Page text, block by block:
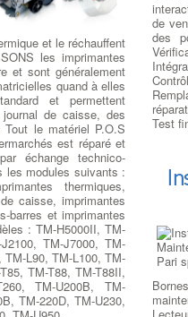
Si
:
délais
et le réchauffent
les imprimantes
et sont généralement
quand à elles
et permettent
de caisse, des
le matériel P.O.S
est réparé et
échange technico-
les modules suivants :
thermiques,
caisse, imprimantes
barres et imprimantes
: TM-H5000II, TM-
TM-J7000, TM-
L90, TM-L100, TM-
TM-T88, TM-T88II,
TM-U200B, TM-
TM-220D, TM-U230,
de
des
Test